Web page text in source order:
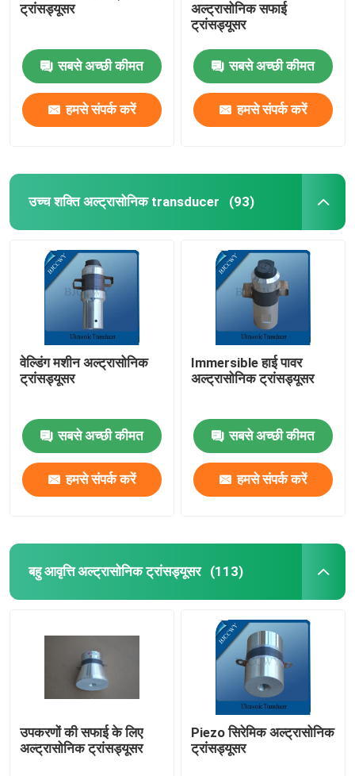
ट्रांसड्यूसर
सबसे अच्छी कीमत
हमसे संपर्क करें
अल्ट्रासोनिक सफाई
ट्रांसड्यूसर
सबसे अच्छी कीमत
हमसे संपर्क करें
उच्च शक्ति अल्ट्रासोनिक transducer (93)
वेल्डिंग मशीन अल्ट्रासोनिक
ट्रांसड्यूसर
सबसे अच्छी कीमत
हमसे संपर्क करें
Immersible हाई पावर
अल्ट्रासोनिक ट्रांसड्यूसर
सबसे अच्छी कीमत
हमसे संपर्क करें
बहु आवृत्ति अल्ट्रासोनिक ट्रांसड्यूसर (113)
उपकरणों की सफाई के लिए
अल्ट्रासोनिक ट्रांसड्यूसर
Piezo सिरेमिक अल्ट्रासोनिक
ट्रांसड्यूसर